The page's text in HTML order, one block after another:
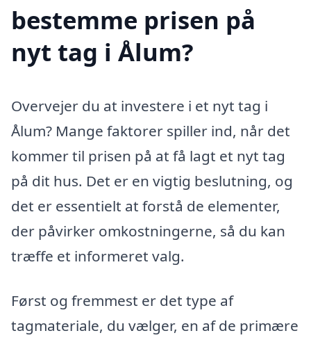
bestemme prisen på
nyt tag i Ålum?
Overvejer du at investere i et nyt tag i
Ålum? Mange faktorer spiller ind, når det
kommer til prisen på at få lagt et nyt tag
på dit hus. Det er en vigtig beslutning, og
det er essentielt at forstå de elementer,
der påvirker omkostningerne, så du kan
træffe et informeret valg.
Først og fremmest er det type af
tagmateriale, du vælger, en af de primære